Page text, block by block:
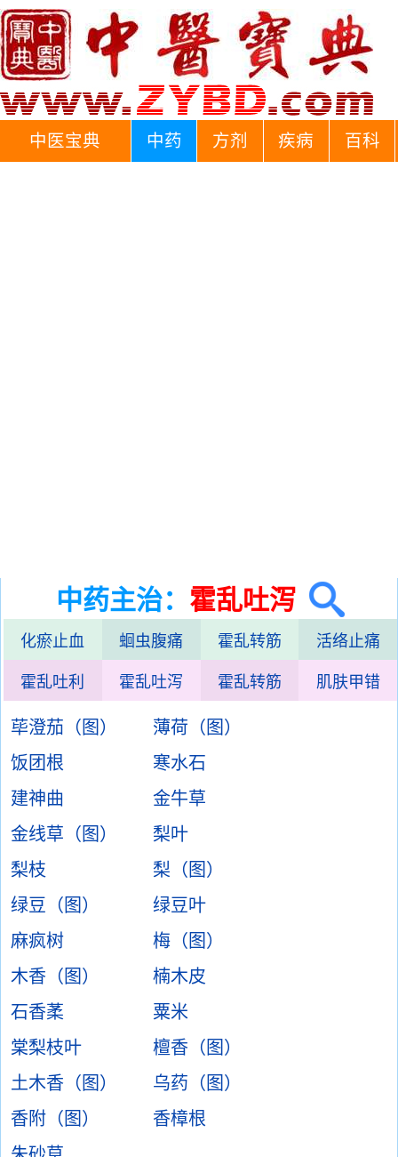
中医宝典 中药 方剂 疾病 百科
中药主治： 霍乱吐泻
化瘀止血 蛔虫腹痛 霍乱转筋 活络止痛
霍乱吐利 霍乱吐泻 霍乱转筋 肌肤甲错
荜澄茄（图）
薄荷（图）
饭团根
寒水石
建神曲
金牛草
金线草（图）
梨叶
梨枝
梨（图）
绿豆（图）
绿豆叶
麻疯树
梅（图）
木香（图）
楠木皮
石香葇
粟米
棠梨枝叶
檀香（图）
土木香（图）
乌药（图）
香附（图）
香樟根